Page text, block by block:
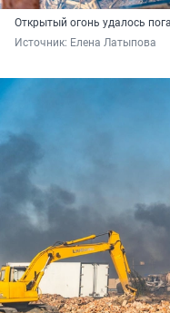
Открытый огонь удалось
Источник: Елена Латыпова